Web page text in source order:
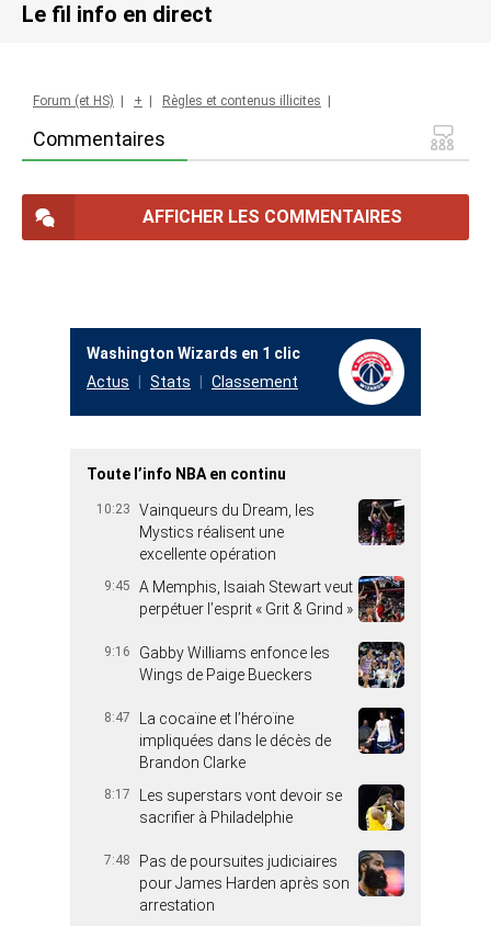
Le fil info en direct
Commentaires
Forum (et HS) + Règles et contenus illicites
AFFICHER LES COMMENTAIRES
Washington Wizards en 1 clic
Actus
Stats Classement
Toute l’info NBA en continu
10:23
Vainqueurs du Dream, les
Mystics réalisent une
excellente opération
9:45
A Memphis, Isaiah Stewart veut
perpétuer l’esprit « Grit & Grind »
9:16
Gabby Williams enfonce les
Wings de Paige Bueckers
8:47
La cocaïne et l’héroïne
impliquées dans le décès de
Brandon Clarke
8:17
Les superstars vont devoir se
sacrifier à Philadelphie
7:48
Pas de poursuites judiciaires
pour James Harden après son
arrestation